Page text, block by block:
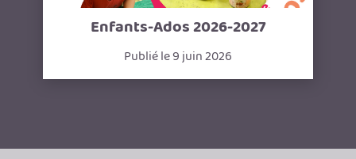
Enfants-Ados 2026-2027
Publié le 9 juin 2026